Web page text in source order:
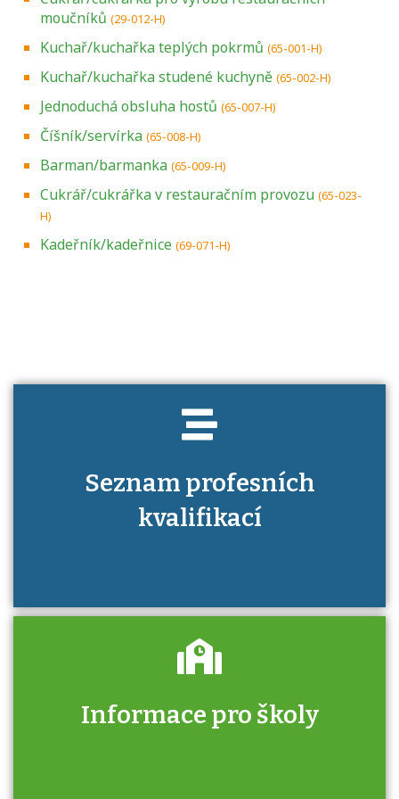
moučníků (29-012-H)
Kuchař/kuchařka teplých pokrmů (65-001-H)
Kuchař/kuchařka studené kuchyně (65-002-H)
Jednoduchá obsluha hostů (65-007-H)
Číšník/servírka (65-008-H)
Barman/barmanka (65-009-H)
Cukrář/cukrářka v restauračním provozu (65-023-
H)
Kadeřník/kadeřnice (69-071-H)
Seznam profesních
kvalifikací
Projděte si seznam profesních kvalifikací.
Informace pro školy
Zjistěte, jak se přihlásit ke zkoušce a kde